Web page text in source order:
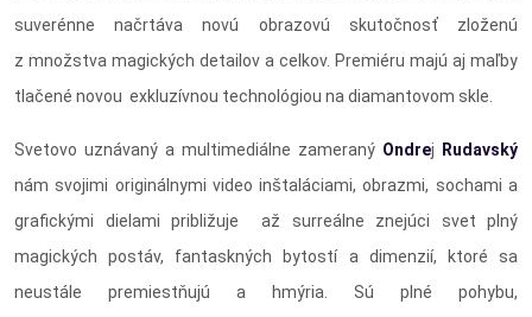
suverénne načrtáva novú obrazovú skutočnosť zloženú
z množstva magických detailov a celkov. Premiéru majú aj maľby
tlačené novou exkluzívnou technológiou na diamantovom skle.
Svetovo uznávaný a multimediálne zameraný Ondrej
Rudavský
nám svojimi originálnymi video inštaláciami, obrazmi, sochami a
grafickými dielami približuje až surreálne znejúci svet plný
magických postáv, fantaskných bytostí a dimenzií, ktoré sa
neustále premiestňujú a hmýria. Sú plné pohybu,